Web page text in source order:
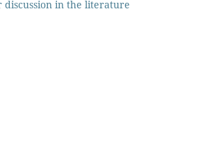
discussion in the literature